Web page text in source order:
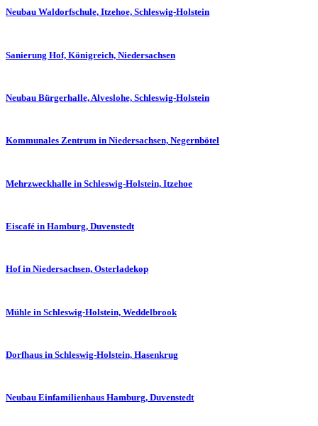
Neubau Waldorfschule, Itzehoe, Schleswig-Holstein
Sanierung Hof, Königreich, Niedersachsen
Neubau Bürgerhalle, Alveslohe, Schleswig-Holstein
Kommunales Zentrum in Niedersachsen, Negernbötel
Mehrzweckhalle in Schleswig-Holstein, Itzehoe
Eiscafé in Hamburg, Duvenstedt
Hof in Niedersachsen, Osterladekop
Mühle in Schleswig-Holstein, Weddelbrook
Dorfhaus in Schleswig-Holstein, Hasenkrug
Neubau Einfamilienhaus Hamburg, Duvenstedt